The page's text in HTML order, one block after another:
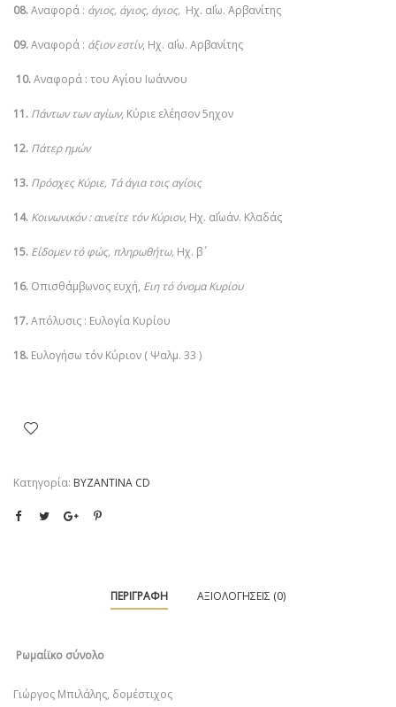
08.Αναφορά : άγιος, άγιος, άγιος, Ηχ. α΄Ιω. Αρβανίτης
09.Αναφορά : άξιον εστίν, Ηχ. α΄Ιω. Αρβανίτης
10.Αναφορά : του Αγίου Ιωάννου
11. Πάντων των αγίων, Κύριε ελέησον 5ηχον
12. Πάτερ ημών
13. Πρόσχες Κύριε, Τά άγια τοις αγίοις
14. Κοινωνικόν : αινείτε τόν Κύριον, Ηχ. α΄Ιωάν. Κλαδάς
15. Είδομεν τό φώς, πληρωθήτω, Ηχ. β΄
16. Οπισθάμβωνος ευχή, Ειη τό όνομα Κυρίου
17.Απόλυσις : Ευλογία Κυρίου
18. Ευλογήσω τόν Κύριον ( Ψαλμ. 33 )
Κατηγορία: ΒΥΖΑΝΤΙΝΑ CD
ΠΕΡΙΓΡΑΦΉ ΑΞΙΟΛΟΓΉΣΕΙΣ (0)
Ρωμαίϊκο σύνολο
Γιώργος Μπιλάλης, δομέστιχος